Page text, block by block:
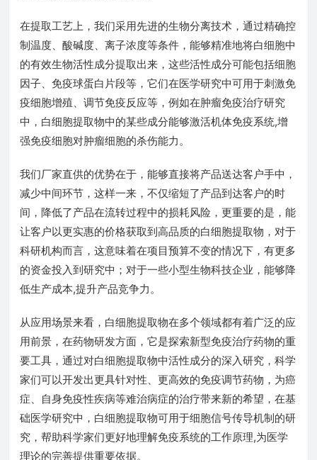
在提取工艺上，我们采用先进的生物分离技术，通过精确控
制温度、酸碱度、离子浓度等条件，能够精准地将白细胞中
的有效生物活性成分提取出来，这些活性成分可能包括细胞
因子、免疫球蛋白片段等，它们在医学研究中可用于刺激免
疫细胞增殖、调节免疫反应等，例如在肿瘤免疫治疗研究
中，白细胞提取物中的某些成分能够激活机体免疫系统,增
强免疫细胞对肿瘤细胞的杀伤能力。
我们厂家直供的优势在于，能够直接将产品送达客户手中，
减少中间环节，这样一来，不仅缩短了产品到达客户的时
间，降低了产品在流转过程中的损耗风险，更重要的是，能
让客户以更实惠的价格获取到高品质的白细胞提取物，对于
科研机构而言，这意味着在项目预算不变的情况下，有更多
的资金投入到研究中；对于一些小型生物科技企业，能够降
低生产成本,提升产品竞争力。
从应用场景来看，白细胞提取物在多个领域都有着广泛的应
用前景，在药物研发方面，它是探索新型免疫治疗药物的重
要工具，通过对白细胞提取物中活性成分的深入研究，科学
家们可以开发出更具针对性、更高效的免疫调节药物，为癌
症、自身免疫性疾病等难治病症的治疗带来新的希望，在基
础医学研究中，白细胞提取物可用于细胞信号传导机制的研
究，帮助科学家们更好地理解免疫系统的工作原理,为医学
理论的完善提供重要依据。